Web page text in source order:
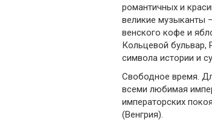
романтичных и
великие музыканты
венского кофе и
Кольцевой бульвар,
символа истории и
Свободное время.
всеми любимая
императорских
(Венгрия).